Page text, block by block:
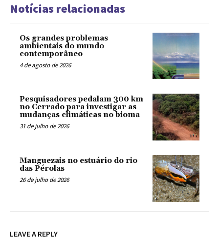
Notícias relacionadas
Os grandes problemas
ambientais do mundo
contemporâneo
4 de agosto de 2026
Pesquisadores pedalam 300 km
no Cerrado para investigar as
mudanças climáticas no bioma
31 de julho de 2026
Manguezais no estuário do rio
das Pérolas
26 de julho de 2026
LEAVE A REPLY